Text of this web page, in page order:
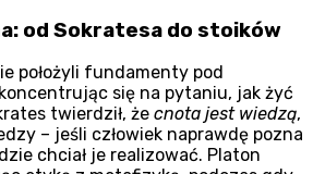
od Sokratesa do stoików
położyli fundamenty pod
się na pytaniu, jak żyć
twierdził, że cnota jest wiedzą,
– jeśli człowiek naprawdę pozna
chciał je realizować. Platon